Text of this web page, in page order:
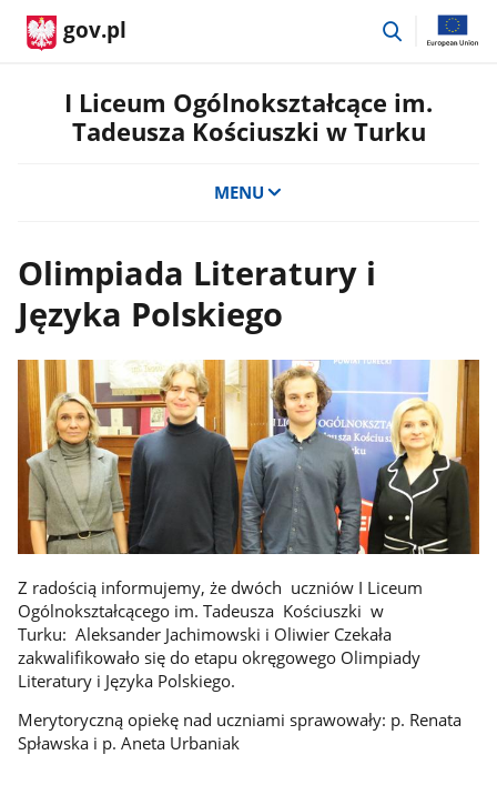
gov.pl
przejdź
I Liceum Ogólnokształcące im.
Tadeusza Kościuszki w Turku
MENU
Olimpiada Literatury i
Języka Polskiego
Z radością informujemy, że dwóch uczniów I Liceum
Ogólnokształcącego im. Tadeusza Kościuszki w
Turku: Aleksander Jachimowski i Oliwier Czekała
zakwalifikowało się do etapu okręgowego Olimpiady
Literatury i Języka Polskiego.
Merytoryczną opiekę nad uczniami sprawowały: p. Renata
Spławska i p. Aneta Urbaniak